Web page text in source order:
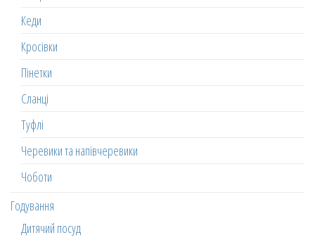
Кеди
Кросівки
Пінетки
Сланці
Туфлі
Черевики та напівчеревики
Чоботи
Годування
Дитячий посуд